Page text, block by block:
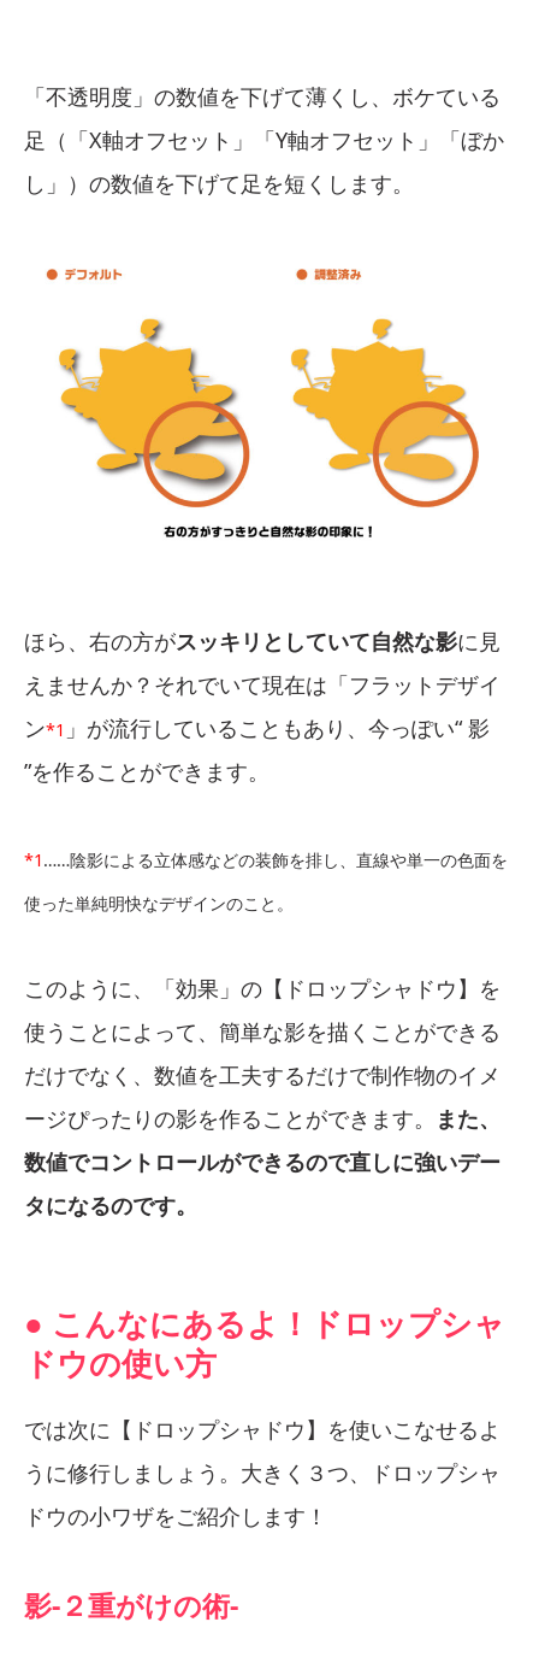
「不透明度」の数値を下げて薄くし、ボケている
足（「X軸オフセット」「Y軸オフセット」「ぼか
し」）の数値を下げて足を短くします。
ほら、右の方がスッキリとしていて自然な影に見
えませんか？それでいて現在は「フラットデザイ
ン*1 」が流行していることもあり、今っぽい“ 影
”を作ることができます。
*1……陰影による立体感などの装飾を排し、直線や単一の色面を
使った単純明快なデザインのこと。
このように、「効果」の【ドロップシャドウ】を
使うことによって、簡単な影を描くことができる
だけでなく、数値を工夫するだけで制作物のイメ
ージぴったりの影を作ることができます。
また、
数値でコントロールができるので直しに強いデー
タになるのです。
● こんなにあるよ！ドロップシャ
ドウの使い方
では次に【ドロップシャドウ】を使いこなせるよ
うに修行しましょう。大きく３つ、ドロップシャ
ドウの小ワザをご紹介します！
影-２重がけの術-